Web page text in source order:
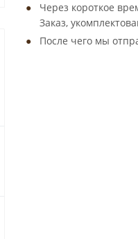
Через короткое
Заказ,
После чего мы